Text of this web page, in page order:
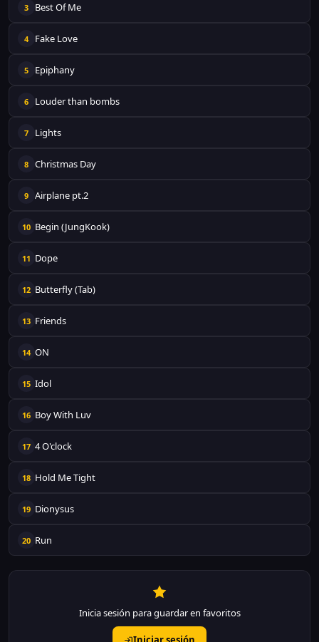
3 Best Of Me
4 Fake Love
5 Epiphany
6 Louder than bombs
7 Lights
8 Christmas Day
9 Airplane pt.2
10 Begin (JungKook)
11 Dope
12 Butterfly (Tab)
13 Friends
14 ON
15 Idol
16 Boy With Luv
17 4 O'clock
18 Hold Me Tight
19 Dionysus
20 Run
Inicia sesión para guardar en favoritos